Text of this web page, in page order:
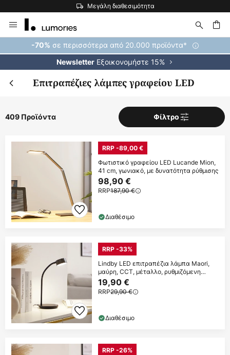
Η μεγαλύτερη επιλογή εμπορικών σημάτων στην Ευρώπη
Μετάβαση
στο
περιεχόμενο
-70% σε περισσότερα από 20.000 προϊόντα*
Newsletter Εξοικονομήστε 15%
Επιτραπέζιες λάμπες γραφείου LED
409 Προϊόντα Φίλτρο
RRP -89,00 €
Φωτιστικό γραφείου LED Lucande Mion,
41 cm, γωνιακό, με δυνατότητα ρύθμισης
98,90 €
RRP187,90 €
Διαθέσιμο
RRP -33%
Lindby LED επιτραπέζια λάμπα Maori,
μαύρη, CCT, μέταλλο, ρυθμιζόμενη
ένταση
19,90 €
RRP29,90 €
Διαθέσιμο
RRP -26%